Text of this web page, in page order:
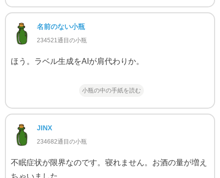
名前のない小瓶
234521通目の小瓶
ほう。ラベル生成をAIが肩代わりか。
小瓶の中の手紙を読む
JINX
234682通目の小瓶
不眠症状が限界なのです。寝れません。お酒の量が増え